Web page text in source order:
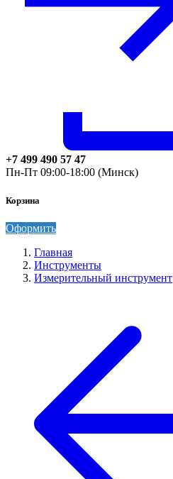
+7 499 490 57 47
Пн-Пт 09:00-18:00 (Минск)
Корзина
Оформить
Главная
Инструменты
Измерительный инструмент